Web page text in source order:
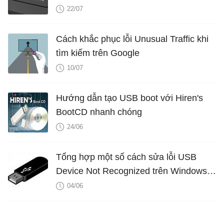
22/07
Cách khắc phục lỗi Unusual Traffic khi
tìm kiếm trên Google
10/07
Hướng dẫn tạo USB boot với Hiren's
BootCD nhanh chóng
24/06
Tổng hợp một số cách sửa lỗi USB
Device Not Recognized trên Windows
7, 8 và 10
04/06